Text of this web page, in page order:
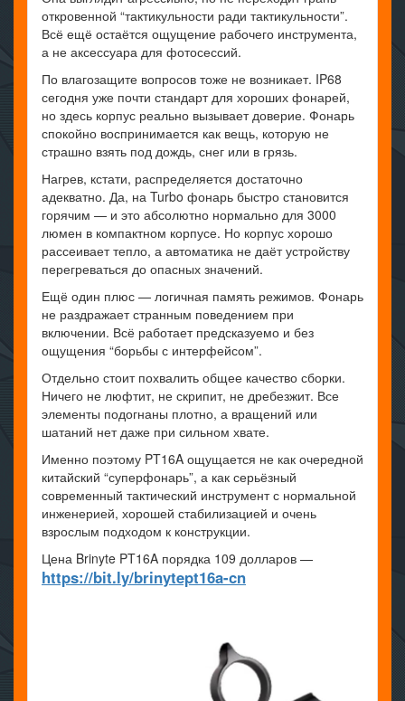
откровенной “тактикульности ради тактикульности”.
Всё ещё остаётся ощущение рабочего инструмента,
а не аксессуара для фотосессий.
По влагозащите вопросов тоже не возникает. IP68
сегодня уже почти стандарт для хороших фонарей,
но здесь корпус реально вызывает доверие. Фонарь
спокойно воспринимается как вещь, которую не
страшно взять под дождь, снег или в грязь.
Нагрев, кстати, распределяется достаточно
адекватно. Да, на Turbo фонарь быстро становится
горячим — и это абсолютно нормально для 3000
люмен в компактном корпусе. Но корпус хорошо
рассеивает тепло, а автоматика не даёт устройству
перегреваться до опасных значений.
Ещё один плюс — логичная память режимов. Фонарь
не раздражает странным поведением при
включении. Всё работает предсказуемо и без
ощущения “борьбы с интерфейсом”.
Отдельно стоит похвалить общее качество сборки.
Ничего не люфтит, не скрипит, не дребезжит. Все
элементы подогнаны плотно, а вращений или
шатаний нет даже при сильном хвате.
Именно поэтому PT16A ощущается не как очередной
китайский “суперфонарь”, а как серьёзный
современный тактический инструмент с нормальной
инженерией, хорошей стабилизацией и очень
взрослым подходом к конструкции.
Цена Brinyte PT16A порядка 109 долларов —
https://bit.ly/brinytept16a-cn